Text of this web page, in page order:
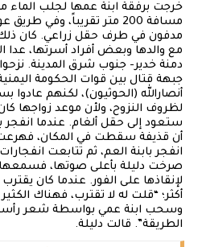
خرجت برفقة ابنة عمها لجلب الماء
مسافة 200 متر تقريباً، وفي
مدفون في طرف حقل زراعي. كان ذلك
مع والدها وبعض أفراد أسرتها، عدا
دمنة خدير- جنوب شرق المدينة. نزحوا
جبهة قتال بين قوات الحكومة
أنصارالله (الحوثيون)، لكنهم عادوا
لظروف النزوح، ولأن موعد زواجها
ستعود إلى حقل ألغام. عندما انفجر
أن قذيفة سقطت في المكان، فهرعت
انفجر بابنة العم، ثم تتابعت
صرخت دليلة بأعلى صوتها،
لإنقاذها على الفور. عندما كان
أكثر؛ “قلت له لا تقترب، فهناك
وسحب ابنة عمي بواسطة شعر
الطريقة”. قالت دليلة.